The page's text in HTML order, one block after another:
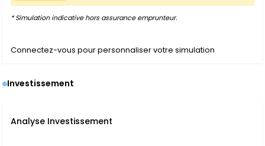
* Simulation indicative hors assurance emprunteur.
Connectez-vous pour personnaliser votre simulation
Investissement
Analyse Investissement